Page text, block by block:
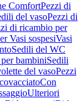
ComfortPezzi di
del vasoPezzi di
di ricambio per
Vasi sospesiVasi
Sedili del WC
bambiniSedili
del vasoPezzi
Con
Ulteriori